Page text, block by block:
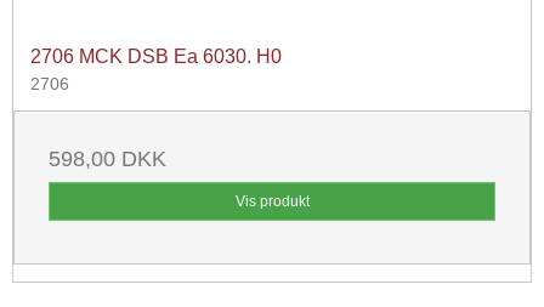
2706 MCK DSB Ea 6030. H0
2706
598,00 DKK
Vis produkt